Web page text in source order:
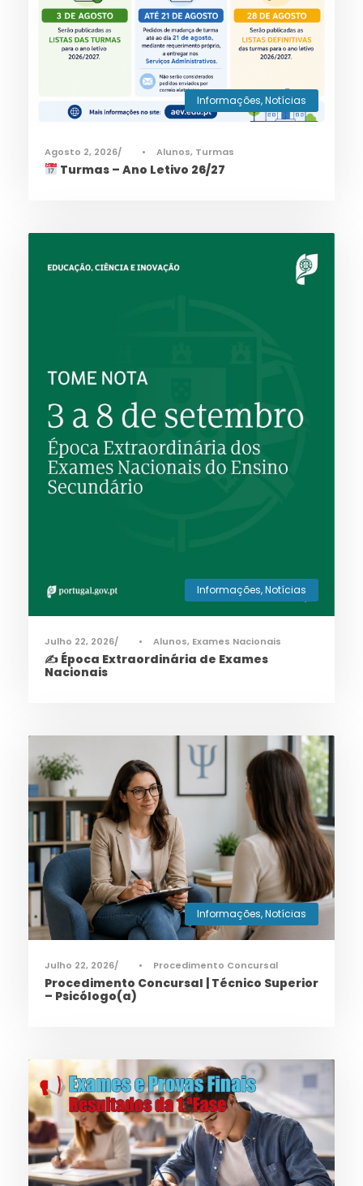
Informações,Notícias
Agosto 2, 2026 • Alunos, Turmas
Turmas – Ano Letivo 26/27
Informações,Notícias
Julho 22, 2026 • Alunos, Exames Nacionais
✍️ Época Extraordinária de Exames
Nacionais
Informações,Notícias
Julho 22, 2026 • Procedimento Concursal
Procedimento Concursal | Técnico Superior
– Psicólogo(a)